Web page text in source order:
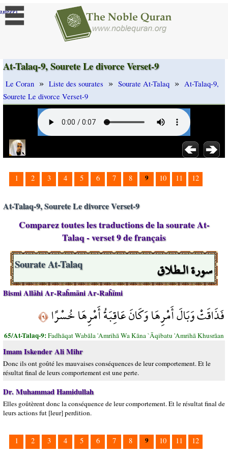
]
At-Talaq-9, Sourete Le divorce Verset-9
Le Coran » Liste des sourates » Sourate At-Talaq » At-Talaq-9,
Sourete Le divorce Verset-9
1 2 3 4 5 6 7 8 9 10 11 12
At-Talaq-9, Sourete Le divorce Verset-9
Comparez toutes les traductions de la sourate At-
Talaq - verset 9 de français
سورة الـطلاق Sourate At-Talaq
Bismi Allāhi Ar-Raĥmāni Ar-Raĥīmi
فَذَاقَتْ وَبَالَ أَمْرِهَا وَكَانَ عَاقِبَةُ أَمْرِهَا خُسْرًا﴿٩﴾
65/At-Talaq-9:Fadhāqat Wabāla 'Amrihā Wa Kāna `Āqibatu 'Amrihā Khusrāan
Imam Iskender Ali Mihr
Donc ils ont goûté les mauvaises conséquences de leur comportement. Et le
résultat final de leurs comportement est une perte.
Dr. Muhammad Hamidullah
Elles goûtèrent donc la conséquence de leur comportement. Et le résultat final de
leurs actions fut [leur] perdition.
1 2 3 4 5 6 7 8 9 10 11 12